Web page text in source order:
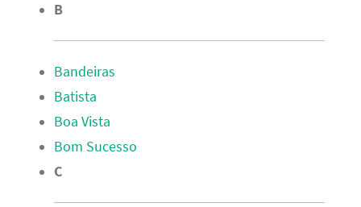
B
Bandeiras
Batista
Boa Vista
Bom Sucesso
C